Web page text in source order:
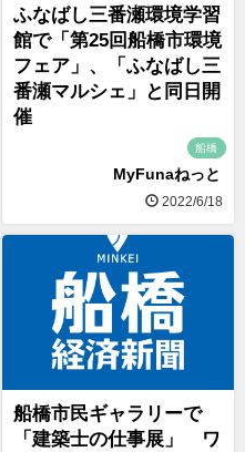
ふなばし三番瀬環境学習
館で「第25回船橋市環境
フェア」、「ふなばし三
番瀬マルシェ」と同日開
催
船橋
MyFunaねっと
2022/6/18
船橋市民ギャラリーで
「建築士の仕事展」 ワ